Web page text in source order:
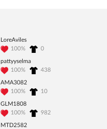
LoreAviles
100%
0
pattyyselma
100%
438
AMA3082
100%
10
GLM1808
100%
982
MTD2582